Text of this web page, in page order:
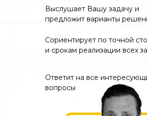
Выслушает Вашу задачу и
предложит варианты
Ответит на все
вопросы
Сориентирует по точной
и срокам реализации всех